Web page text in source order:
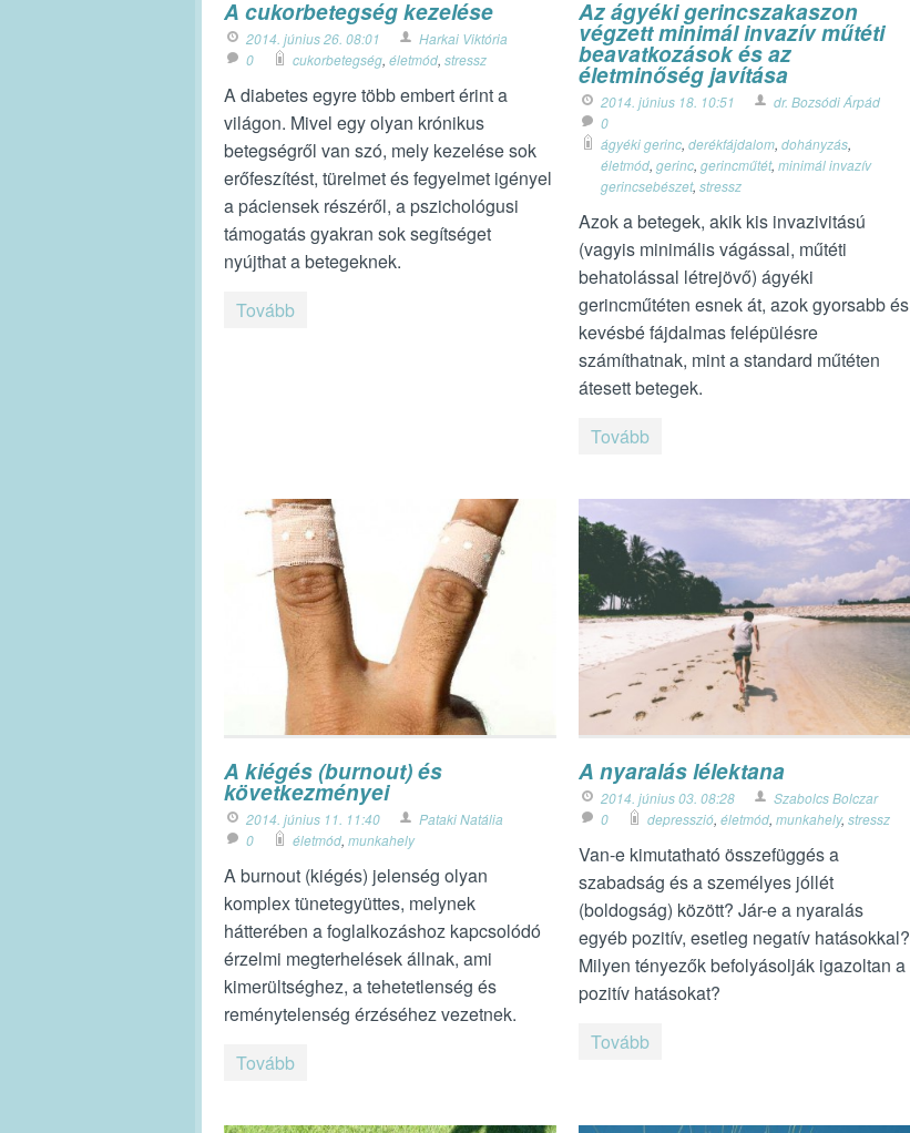
A cukorbetegség kezelése
2014. június 26. 08:01
Harkai Viktória
0
cukorbetegség, életmód, stressz
A diabetes egyre több embert érint a
világon. Mivel egy olyan krónikus
betegségről van szó, mely kezelése sok
erőfeszítést, türelmet és fegyelmet igényel
a páciensek részéről, a pszichológusi
támogatás gyakran sok segítséget
nyújthat a betegeknek.
Tovább
Az ágyéki gerincszakaszon
végzett minimál invazív műtéti
beavatkozások és az
életminőség javítása
2014. június 18. 10:51
dr. Bozsódi Árpád
0
ágyéki gerinc, derékfájdalom, dohányzás,
életmód, gerinc, gerincműtét, minimál invazív
gerincsebészet, stressz
Azok a betegek, akik kis invazivitású
(vagyis minimális vágással, műtéti
behatolással létrejövő) ágyéki
gerincműtéten esnek át, azok gyorsabb és
kevésbé fájdalmas felépülésre
számíthatnak, mint a standard műtéten
átesett betegek.
Tovább
A kiégés (burnout) és
következményei
2014. június 11. 11:40
Pataki Natália
0
életmód, munkahely
A burnout (kiégés) jelenség olyan
komplex tünetegyüttes, melynek
hátterében a foglalkozáshoz kapcsolódó
érzelmi megterhelések állnak, ami
kimerültséghez, a tehetetlenség és
reménytelenség érzéséhez vezetnek.
Tovább
A nyaralás lélektana
2014. június 03. 08:28
Szabolcs Bolczar
0
depresszió, életmód, munkahely, stressz
Van-e kimutatható összefüggés a
szabadság és a személyes jóllét
(boldogság) között? Jár-e a nyaralás
egyéb pozitív, esetleg negatív hatásokkal?
Milyen tényezők befolyásolják igazoltan a
pozitív hatásokat?
Tovább